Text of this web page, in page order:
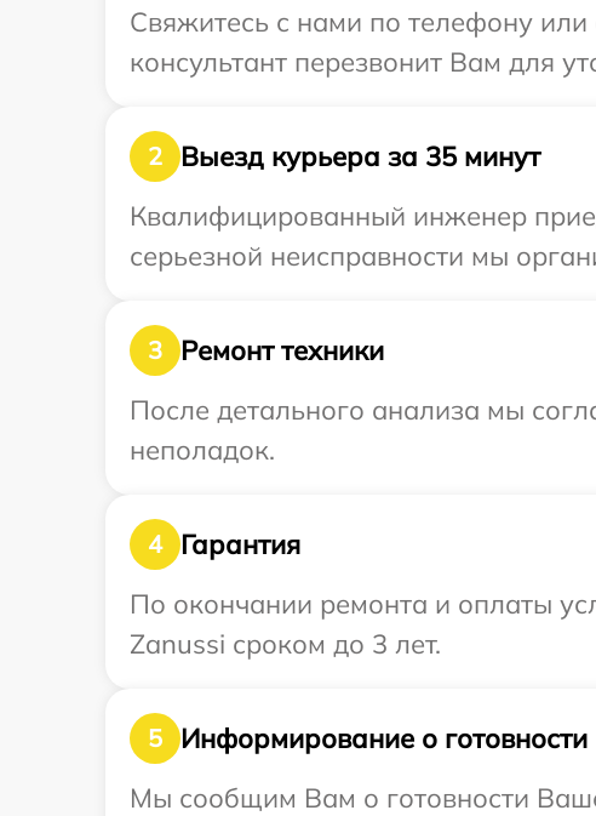
Свяжитесь с нами по телефону или
консультант перезвонит Вам для
2
Выезд курьера за 35 минут
Квалифицированный инженер
серьезной неисправности мы
3
Ремонт техники
После детального анализа мы
неполадок.
4
Гарантия
По окончании ремонта и оплаты
Zanussi сроком до 3 лет.
5
Информирование о готовности
Мы сообщим Вам о готовности